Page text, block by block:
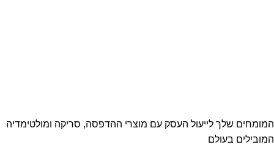
המומחים שלך לייעול העסק עם מוצרי ההדפסה, סריקה ומולטימדיה
המובילים בעולם